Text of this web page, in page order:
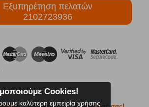
Εξυπηρέτηση πελατών
2102723936
Cookies!
καλύτερη εμπειρία χρήσης